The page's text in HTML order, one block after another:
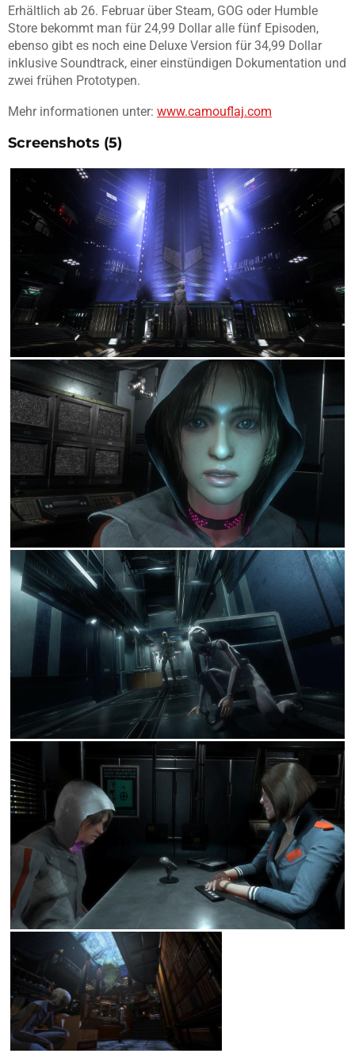
Erhältlich ab 26. Februar über Steam, GOG oder Humble
Store bekommt man für 24,99 Dollar alle fünf Episoden,
ebenso gibt es noch eine Deluxe Version für 34,99 Dollar
inklusive Soundtrack, einer einstündigen Dokumentation und
zwei frühen Prototypen.
Mehr informationen unter: www.camouflaj.com
Screenshots (5)